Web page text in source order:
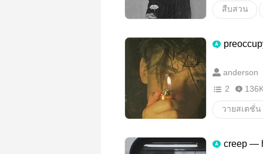
สืบสวน
anderson
2
วายสเตชั่น
creep —